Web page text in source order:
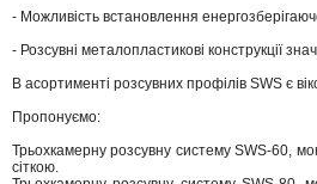
- Можливість встановлення
- Розсувні металопластикові конструкції
В асортименті розсувних профілів SWS є
Пропонуємо:
Трьохкамерну розсувну систему SWS-60,
сіткою.